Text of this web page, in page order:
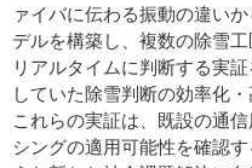
ァイバに伝わる振動の違い
デルを構築し、複数の除雪
リアルタイムに判断する実
していた除雪判断の効率化
これらの実証は、既設の通
シングの適用可能性を確認